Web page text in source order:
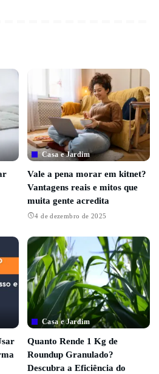
Casa e Jardim
Vale a pena morar em kitnet?
Vantagens reais e mitos que
muita gente acredita
4 de dezembro de 2025
Casa e Jardim
Quanto Rende 1 Kg de
Roundup Granulado?
Descubra a Eficiência do